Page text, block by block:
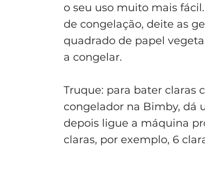
o seu uso muito mais
de congelação, deite as
quadrado de papel
a congelar.
Truque: para bater claras
congelador na Bimby, dá
depois ligue a máquina
claras, por exemplo, 6